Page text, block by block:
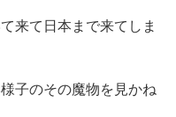
来て日本まで来てしま
子のその魔物を見かね